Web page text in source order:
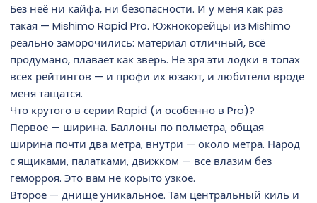
Без неё ни кайфа, ни безопасности. И у меня как раз
такая — Mishimo Rapid Pro. Южнокорейцы из Mishimo
реально заморочились: материал отличный, всё
продумано, плавает как зверь. Не зря эти лодки в топах
всех рейтингов — и профи их юзают, и любители вроде
меня тащатся.
Что крутого в серии Rapid (и особенно в Pro)?
Первое — ширина. Баллоны по полметра, общая
ширина почти два метра, внутри — около метра. Народ
с ящиками, палатками, движком — все влазим без
геморроя. Это вам не корыто узкое.
Второе — днище уникальное. Там центральный киль и